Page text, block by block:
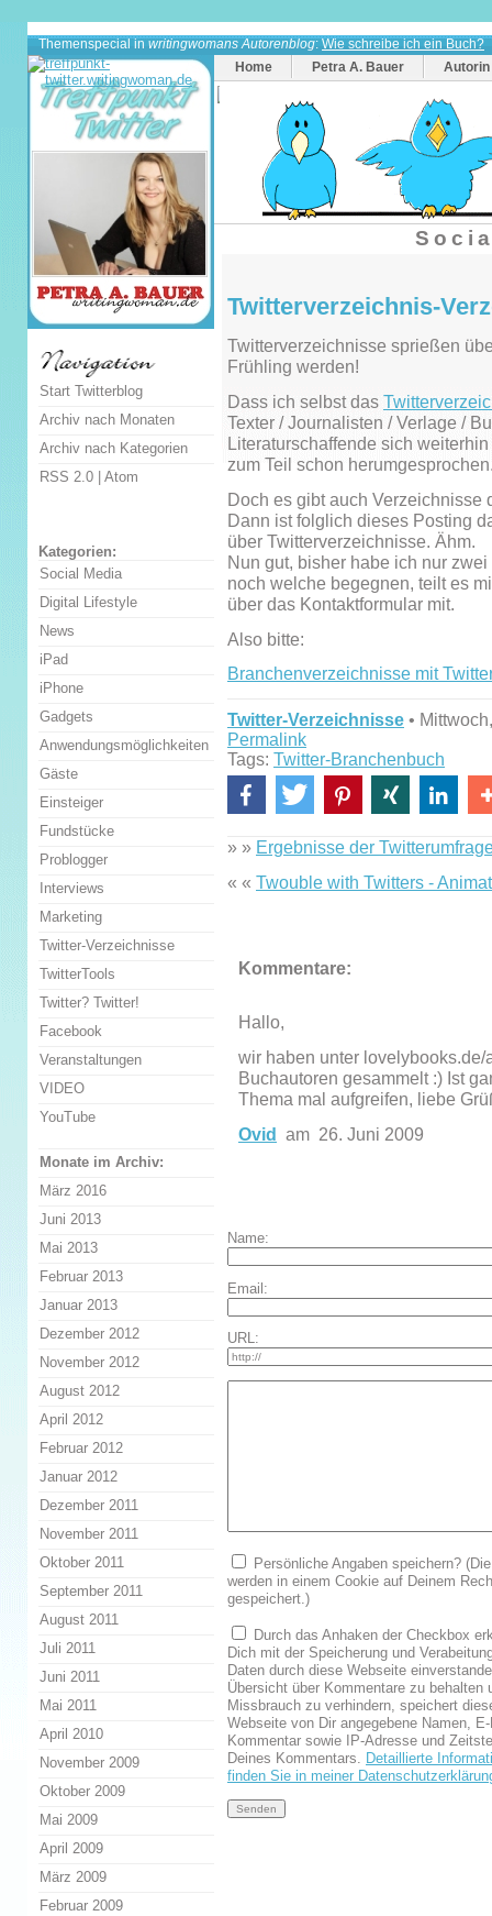
Themenspecial in writingwomans Autorenblog: Wie schreibe ich ein Buch?
Home
Petra A. Bauer Autorin
Twitterverzeichnis-
Twitterverzeichnisse sprießen
Frühling werden!
Dass ich selbst das
Texter / Journalisten / Verlage /
Literaturschaffende sich
zum Teil schon
Doch es gibt auch Verzeichnisse
Dann ist folglich dieses Posting
über Twitterverzeichnisse. Ähm.
Nun gut, bisher habe ich nur
noch welche begegnen, teilt es
über das Kontaktformular mit.
Also bitte:
Branchenverzeichnisse mit
Twitter-Verzeichnisse •
Permalink
Tags: Twitter-Branchenbuch
» » Ergebnisse der
« « Twouble with Twitters -
Kommentare:
Hallo,
wir haben unter
Buchautoren gesammelt :) Ist
Thema mal aufgreifen, liebe
Ovid
am 26. Juni 2009
Name:
Email:
URL:
Persönliche Angaben speichern?
werden in einem Cookie auf Deinem
gespeichert.)
Durch das Anhaken der Checkbox
Dich mit der Speicherung und
Daten durch diese Webseite
Übersicht über Kommentare zu behalten
Missbrauch zu verhindern, speichert
Webseite von Dir angegebene Namen,
Kommentar sowie IP-Adresse und
Deines Kommentars.
Detaillierte
finden Sie in meiner
Start Twitterblog
Archiv nach Monaten
Archiv nach Kategorien
RSS 2.0 | Atom
Kategorien:
Social Media
Digital Lifestyle
News
iPad
iPhone
Gadgets
Anwendungsmöglichkeiten
Gäste
Einsteiger
Fundstücke
Problogger
Interviews
Marketing
Twitter-Verzeichnisse
TwitterTools
Twitter? Twitter!
Facebook
Veranstaltungen
VIDEO
YouTube
Monate im Archiv:
März 2016
Juni 2013
Mai 2013
Februar 2013
Januar 2013
Dezember 2012
November 2012
August 2012
April 2012
Februar 2012
Januar 2012
Dezember 2011
November 2011
Oktober 2011
September 2011
August 2011
Juli 2011
Juni 2011
Mai 2011
April 2010
November 2009
Oktober 2009
Mai 2009
April 2009
März 2009
Februar 2009